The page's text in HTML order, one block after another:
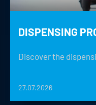
DISPENSING
Discover the
27.07.2026
How X.Cellify
coating to enter
systems